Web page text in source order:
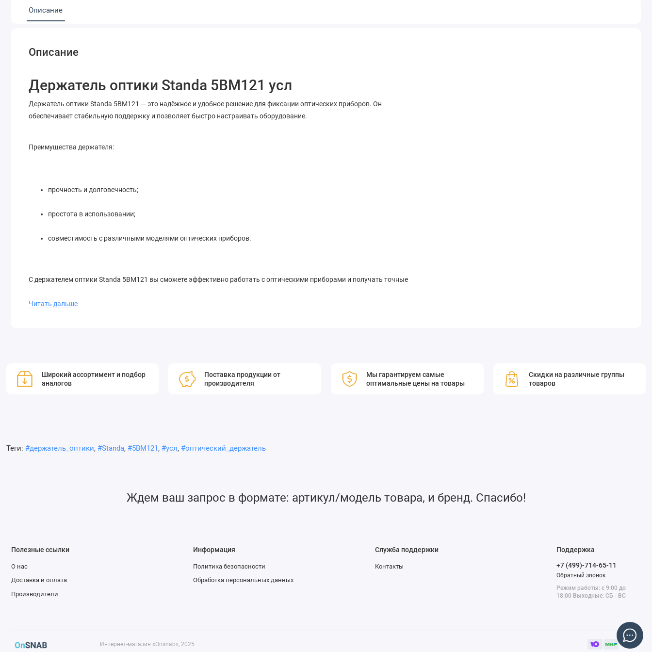
Описание
Описание
Держатель оптики Standa 5BM121 усл
Держатель оптики Standa 5BM121 — это надёжное и удобное решение для фиксации оптических приборов. Он
обеспечивает стабильную поддержку и позволяет быстро настраивать оборудование.
Преимущества держателя:
прочность и долговечность;
простота в использовании;
совместимость с различными моделями оптических приборов.
С держателем оптики Standa 5BM121 вы сможете эффективно работать с оптическими приборами и получать точные
элемента кинематическая. Регулировочные винты сделаны с шариками из закаленной стали на концах.
Стабильное вертикальное крепление
Изготовлен из алюминия с черным анодированным покрытием
Читать дальше
Широкий ассортимент и подбор
аналогов
Поставка продукции от
производителя
Мы гарантируем самые
оптимальные цены на товары
Скидки на различные группы
товаров
Теги: #держатель_оптики, #Standa, #5BM121, #усл, #оптический_держатель
Ждем ваш запрос в формате: артикул/модель товара, и бренд. Спасибо!
Полезные ссылки
О нас
Доставка и оплата
Производители
Информация
Политика безопасности
Обработка персональных данных
Служба поддержки
Контакты
Поддержка
+7 (499)-714-65-11
Обратный звонок
Режим работы: с 9:00 до
18:00 Выходные: СБ - ВС
Интернет-магазин «Onsnab», 2025